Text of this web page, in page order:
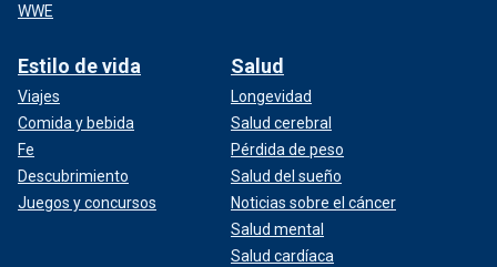
WWE
Estilo de vida
Viajes
Comida y bebida
Fe
Descubrimiento
Juegos y concursos
Salud
Longevidad
Salud cerebral
Pérdida de peso
Salud del sueño
Noticias sobre el cáncer
Salud mental
Salud cardíaca